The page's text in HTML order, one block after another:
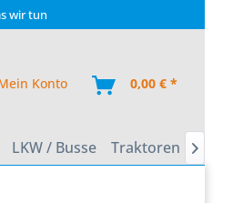
wir tun
Konto 0,00 € *
LKW / Busse Traktoren 